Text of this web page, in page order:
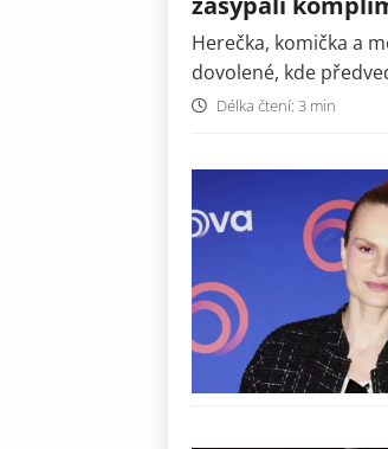
Herečka, komička a
dovolené, kde
Délka čtení: 3 min